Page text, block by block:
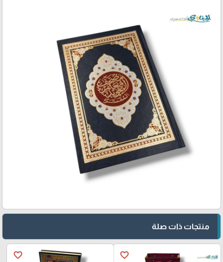
منتجات ذات صلة
favorite_border
favorite_border